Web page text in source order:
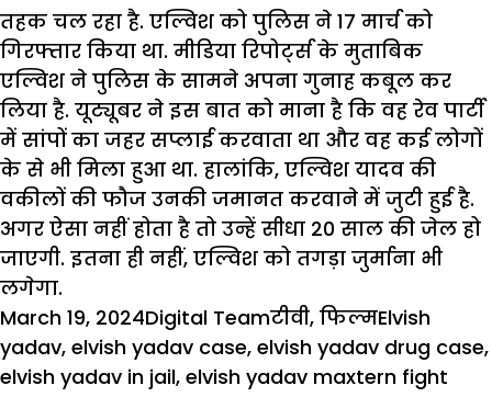
तहक चल रहा है. एल्विश को पुलिस ने 17 मार्च को
गिरफ्तार किया था. मीडिया रिपोर्ट्स के मुताबिक
एल्विश ने पुलिस के सामने अपना गुनाह कबूल कर
लिया है. यूट्यूबर ने इस बात को माना है कि वह रेव पार्टी
में सांपों का जहर सप्लाई करवाता था और वह कई लोगों
के से भी मिला हुआ था. हालांकि, एल्विश यादव की
वकीलों की फौज उनकी जमानत करवाने में जुटी हुई है.
अगर ऐसा नहीं होता है तो उन्हें सीधा 20 साल की जेल हो
जाएगी. इतना ही नहीं, एल्विश को तगड़ा जुर्माना भी
लगेगा.
Posted
on
March 19, 2024Author
Digital TeamCategories
टीवी, फिल्मTags
Elvish
yadav, elvish yadav case, elvish yadav drug case,
elvish yadav in jail, elvish yadav maxtern fight